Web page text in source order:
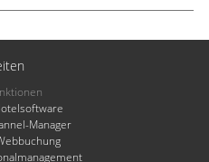
Manager